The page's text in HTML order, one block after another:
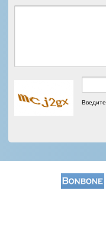
Введите